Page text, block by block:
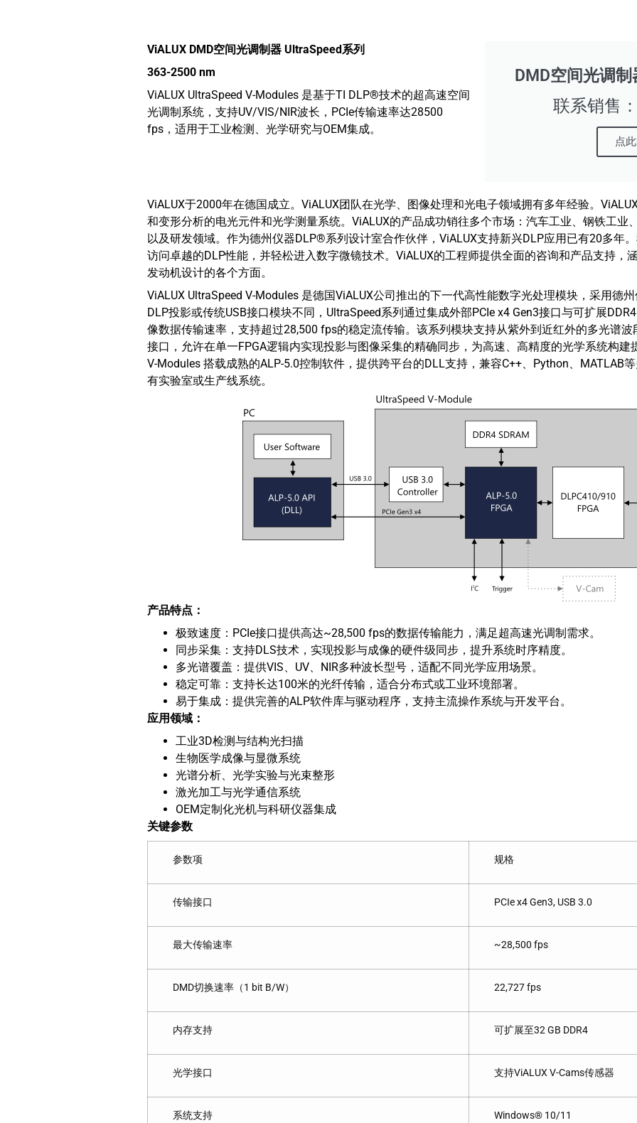
ViALUX DMD空间光调制器 UltraSpeed系列
363-2500 nm
ViALUX UltraSpeed V-Modules 是基于TI DLP®技术的超高速空间
光调制系统，支持UV/VIS/NIR波长，PCIe传输速率达28500
fps，适用于工业检测、光学研究与OEM集成。
DMD空间光调
联系销售
点
ViALUX于2000年在德国成立。ViALUX团队在光学、图像处理和光电子领域拥有多年经验。
和变形分析的电光元件和光学测量系统。ViALUX的产品成功销往多个市场：汽车工业、钢铁工业
以及研发领域。作为德州仪器DLP®系列设计室合作伙伴，ViALUX支持新兴DLP应用已有20多年
访问卓越的DLP性能，并轻松进入数字微镜技术。ViALUX的工程师提供全面的咨询和产品支持，
发动机设计的各个方面。
ViALUX UltraSpeed V-Modules 是德国ViALUX公司推出的下一代高性能数字光处理模块，采用德
DLP投影或传统USB接口模块不同，UltraSpeed系列通过集成外部PCIe x4 Gen3接口与可扩展
像数据传输速率，支持超过28,500 fps的稳定流传输。该系列模块支持从紫外到近红外的多光谱
接口，允许在单一FPGA逻辑内实现投影与图像采集的精确同步，为高速、高精度的光学系统构建
V-Modules 搭载成熟的ALP-5.0控制软件，提供跨平台的DLL支持，兼容C++、Python、MATLAB
有实验室或生产线系统。
产品特点：
极致速度：PCIe接口提供高达~28,500 fps的数据传输能力，满足超高速光调制需求。
同步采集：支持DLS技术，实现投影与成像的硬件级同步，提升系统时序精度。
多光谱覆盖：提供VIS、UV、NIR多种波长型号，适配不同光学应用场景。
稳定可靠：支持长达100米的光纤传输，适合分布式或工业环境部署。
易于集成：提供完善的ALP软件库与驱动程序，支持主流操作系统与开发平台。
应用领域：
工业3D检测与结构光扫描
生物医学成像与显微系统
光谱分析、光学实验与光束整形
激光加工与光学通信系统
OEM定制化光机与科研仪器集成
关键参数
参数项 规格
传输接口 PCIe x4 Gen3, USB 3.0
最大传输速率 ~28,500 fps
DMD切换速率（1 bit B/W） 22,727 fps
内存支持 可扩展至32 GB DDR4
光学接口 支持ViALUX V-Cams传感器
系统支持 Windows® 10/11